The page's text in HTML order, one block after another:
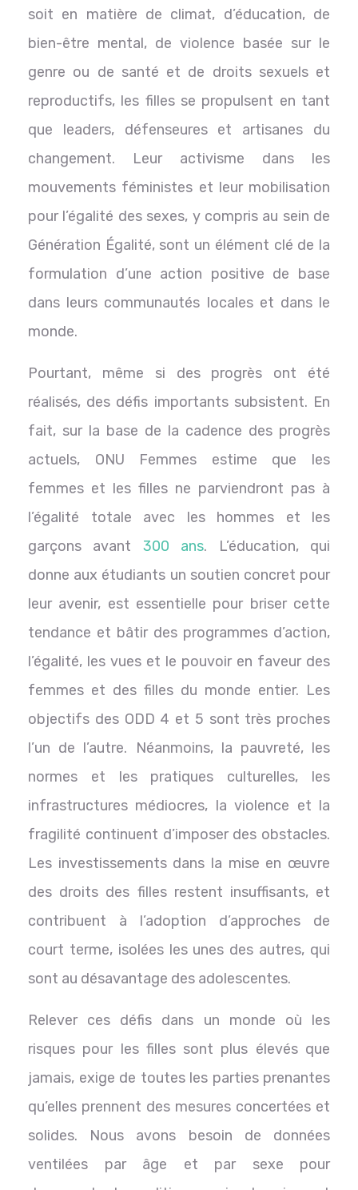
soit en matière de climat, d’éducation, de
bien-être mental, de violence basée sur le
genre ou de santé et de droits sexuels et
reproductifs, les filles se propulsent en tant
que leaders, défenseures et artisanes du
changement. Leur activisme dans les
mouvements féministes et leur mobilisation
pour l’égalité des sexes, y compris au sein de
Génération Égalité, sont un élément clé de la
formulation d’une action positive de base
dans leurs communautés locales et dans le
monde.
Pourtant, même si des progrès ont été
réalisés, des défis importants subsistent. En
fait, sur la base de la cadence des progrès
actuels, ONU Femmes estime que les
femmes et les filles ne parviendront pas à
l’égalité totale avec les hommes et les
garçons avant 300 ans. L’éducation, qui
donne aux étudiants un soutien concret pour
leur avenir, est essentielle pour briser cette
tendance et bâtir des programmes d’action,
l’égalité, les vues et le pouvoir en faveur des
femmes et des filles du monde entier. Les
objectifs des ODD 4 et 5 sont très proches
l’un de l’autre. Néanmoins, la pauvreté, les
normes et les pratiques culturelles, les
infrastructures médiocres, la violence et la
fragilité continuent d’imposer des obstacles.
Les investissements dans la mise en œuvre
des droits des filles restent insuffisants, et
contribuent à l’adoption d’approches de
court terme, isolées les unes des autres, qui
sont au désavantage des adolescentes.
Relever ces défis dans un monde où les
risques pour les filles sont plus élevés que
jamais, exige de toutes les parties prenantes
qu’elles prennent des mesures concertées et
solides. Nous avons besoin de données
ventilées par âge et par sexe pour